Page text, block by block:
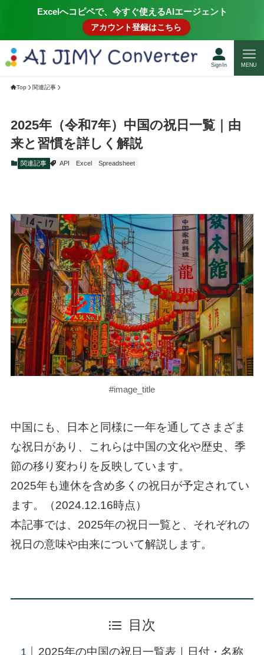
Excelへコピペで、今すぐ使えるAIエージェント
アカウント登録はこちら
SignIn MENU
Top 関連記事
2025年（令和7年）中国の祝日一覧｜由
来と習慣を詳しく解説
関連記事 API Excel Spreadsheet
#image_title
中国にも、日本と同様に一年を通してさまざま
な祝日があり、これらは中国の文化や歴史、季
節の移り変わりを反映しています。
2025年も連休を含め多くの祝日が予定されてい
ます。（2024.12.16時点）
本記事では、2025年の祝日一覧と、それぞれの
祝日の意味や由来について解説します。
目次
2025年の中国の祝日一覧表｜日付・名称